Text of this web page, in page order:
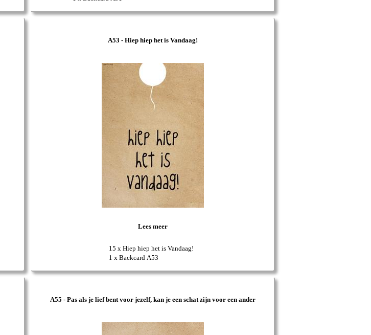
A53 - Hiep hiep het is Vandaag!
Lees meer
15 x Hiep hiep het is Vandaag!
1 x Backcard A53
A55 - Pas als je lief bent voor jezelf, kan je een schat zijn voor een ander